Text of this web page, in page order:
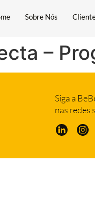
Sobre Nós
–
Siga a
nas redes